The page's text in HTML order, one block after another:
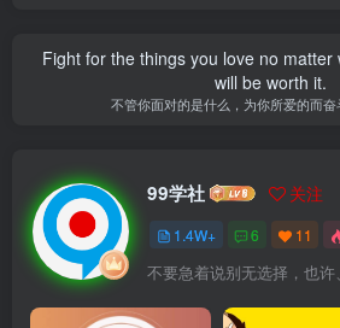
Fight for the things you love no matter
will be worth it.
不管你面对的是什么，为你所爱的而
99学社 关注
1.4W+ 6 11
不要急着说别无选择，也